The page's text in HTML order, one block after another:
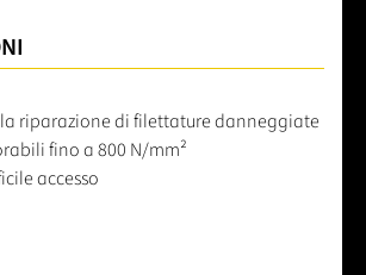
riparazione di filettature danneggiate
fino a 800 N/mm²
accesso